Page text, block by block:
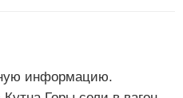
информацию.